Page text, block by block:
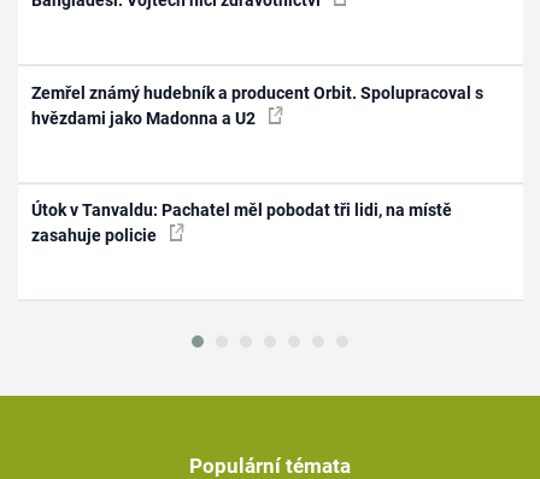
Zemřel známý hudebník a producent Orbit. Spolupracoval s
hvězdami jako Madonna a U2
Útok v Tanvaldu: Pachatel měl pobodat tři lidi, na místě
zasahuje policie
Populární témata